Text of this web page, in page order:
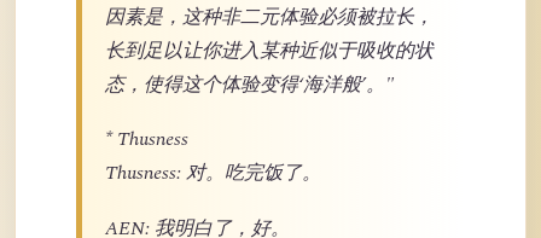
因素是，这种非二元体验必须被拉长，
长到足以让你进入某种近似于吸收的状
态，使得这个体验变得‘海洋般’。"
* Thusness
Thusness: 对。吃完饭了。
AEN: 我明白了，好。